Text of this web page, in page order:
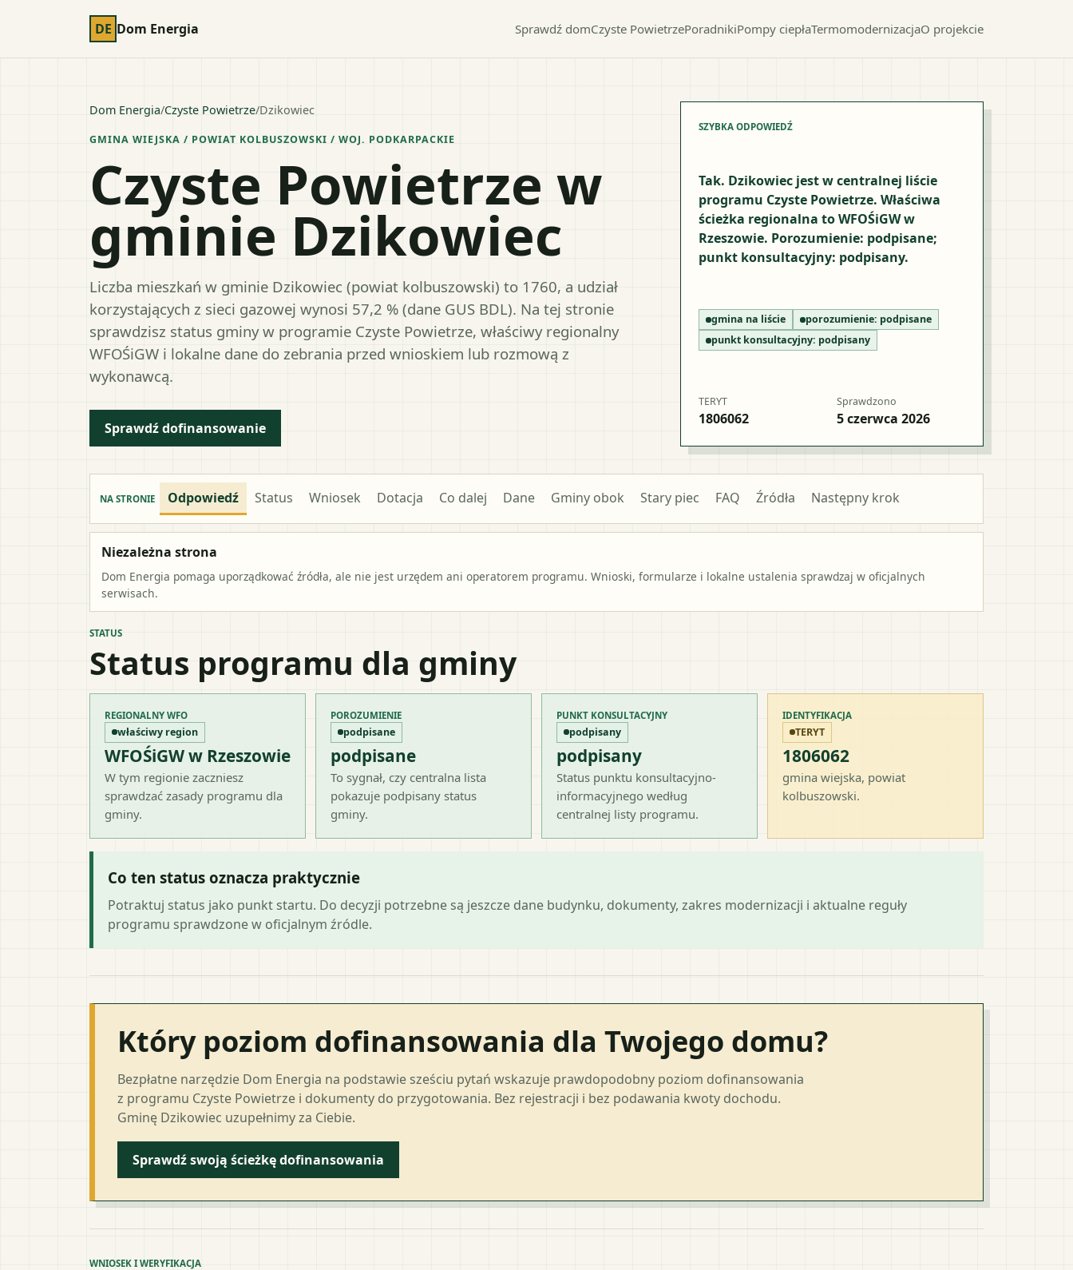
DE Dom Energia Sprawdź domCzyste PowietrzePoradnikiPompy ciepłaTermomodernizacjaO projekcie
Dom Energia/Czyste Powietrze/Dzikowiec
GMINA WIEJSKA / POWIAT KOLBUSZOWSKI / WOJ. PODKARPACKIE
Czyste Powietrze w
gminie Dzikowiec
Liczba mieszkań w gminie Dzikowiec (powiat kolbuszowski) to 1760, a udział
korzystających z sieci gazowej wynosi 57,2 % (dane GUS BDL). Na tej stronie
sprawdzisz status gminy w programie Czyste Powietrze, właściwy regionalny
WFOŚiGW i lokalne dane do zebrania przed wnioskiem lub rozmową z
wykonawcą.
Sprawdź dofinansowanie
SZYBKA ODPOWIEDŹ
Tak. Dzikowiec jest w centralnej liście
programu Czyste Powietrze. Właściwa
ścieżka regionalna to WFOŚiGW w
Rzeszowie. Porozumienie: podpisane;
punkt konsultacyjny: podpisany.
gmina na liście porozumienie: podpisane
punkt konsultacyjny: podpisany
TERYT
1806062
Sprawdzono
5 czerwca 2026
NA STRONIE Odpowiedź Status Wniosek Dotacja Co dalej Dane Gminy obok Stary piec FAQ Źródła Następny krok
Niezależna strona
Dom Energia pomaga uporządkować źródła, ale nie jest urzędem ani operatorem programu. Wnioski, formularze i lokalne ustalenia sprawdzaj w oficjalnych
serwisach.
STATUS
Status programu dla gminy
REGIONALNY WFO
właściwy region
WFOŚiGW w Rzeszowie
W tym regionie zaczniesz
sprawdzać zasady programu dla
gminy.
POROZUMIENIE
podpisane
podpisane
To sygnał, czy centralna lista
pokazuje podpisany status
gminy.
PUNKT KONSULTACYJNY
podpisany
podpisany
Status punktu konsultacyjno-
informacyjnego według
centralnej listy programu.
IDENTYFIKACJA
TERYT
1806062
gmina wiejska, powiat
kolbuszowski.
Co ten status oznacza praktycznie
Potraktuj status jako punkt startu. Do decyzji potrzebne są jeszcze dane budynku, dokumenty, zakres modernizacji i aktualne reguły
programu sprawdzone w oficjalnym źródle.
Który poziom dofinansowania dla Twojego domu?
Bezpłatne narzędzie Dom Energia na podstawie sześciu pytań wskazuje prawdopodobny poziom dofinansowania
z programu Czyste Powietrze i dokumenty do przygotowania. Bez rejestracji i bez podawania kwoty dochodu.
Gminę Dzikowiec uzupełnimy za Ciebie.
Sprawdź swoją ścieżkę dofinansowania
WNIOSEK I WERYFIKACJA